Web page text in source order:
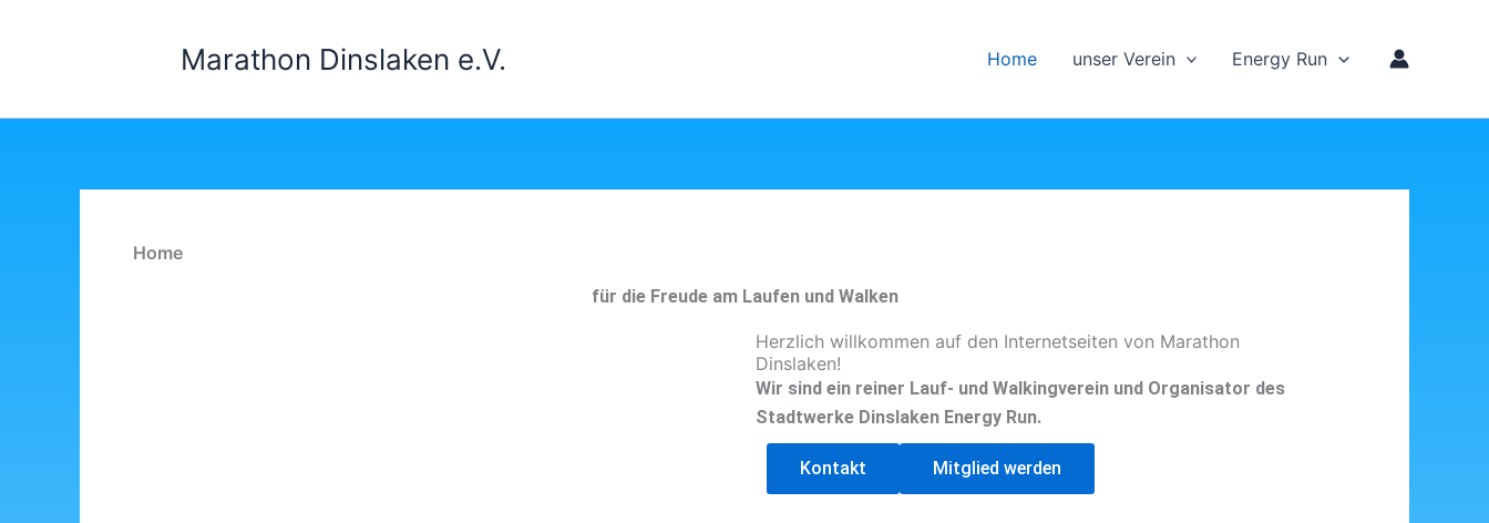
Marathon Dinslaken e.V. Home unser Verein Energy Run
Home
für die Freude am Laufen und Walken
Herzlich willkommen auf den Internetseiten von Marathon
Dinslaken!
Wir sind ein reiner Lauf- und Walkingverein und Organisator des
Stadtwerke Dinslaken Energy Run.
Kontakt Mitglied werden